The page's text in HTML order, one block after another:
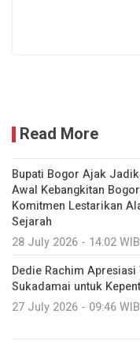
Read More
Bupati Bogor Ajak
Awal Kebangkitan
Komitmen Lestarikan
Sejarah
28 July 2026 - 14:02 WIB
Dedie Rachim
Sukadamai untuk
27 July 2026 - 09:46 WIB